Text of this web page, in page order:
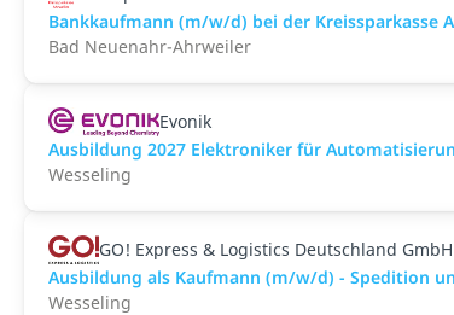
Bankkaufmann (m/w/d) bei der Kreissparkasse
Bad Neuenahr-Ahrweiler
Evonik
Ausbildung 2027 Elektroniker für
Wesseling
GO! Express & Logistics Deutschland GmbH
Ausbildung als Kaufmann (m/w/d) - Spedition
Wesseling